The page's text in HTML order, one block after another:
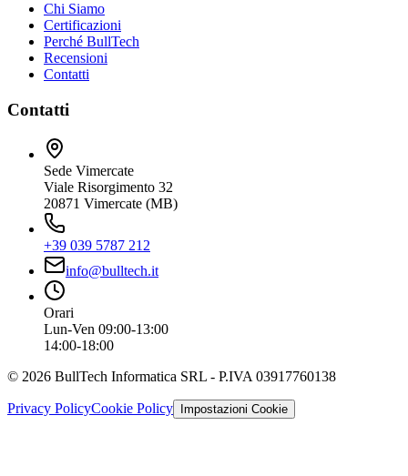
Chi Siamo
Certificazioni
Perché BullTech
Recensioni
Contatti
Contatti
Sede Vimercate
Viale Risorgimento 32
20871 Vimercate (MB)
+39 039 5787 212
info@bulltech.it
Orari
Lun-Ven 09:00-13:00
14:00-18:00
© 2026 BullTech Informatica SRL - P.IVA 03917760138
Privacy PolicyCookie Policy Impostazioni Cookie